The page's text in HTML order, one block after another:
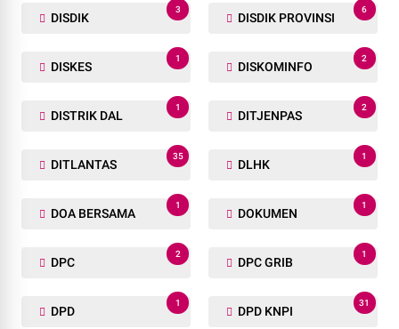
DISDIK
3
DISDIK PROVINSI
6
DISKES
1
DISKOMINFO
2
DISTRIK DAL
1
DITJENPAS
2
DITLANTAS
35
DLHK
1
DOA BERSAMA
1
DOKUMEN
1
DPC
2
DPC GRIB
1
DPD
1
DPD KNPI
31